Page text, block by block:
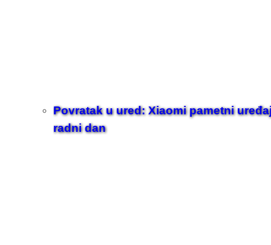
Povratak u ured: Xiaomi pametni
radni dan